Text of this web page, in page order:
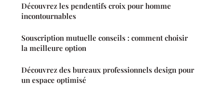
Découvrez les pendentifs croix pour homme
incontournables
Souscription mutuelle conseils : comment choisir
la meilleure option
Découvrez des bureaux professionnels design pour
un espace optimisé